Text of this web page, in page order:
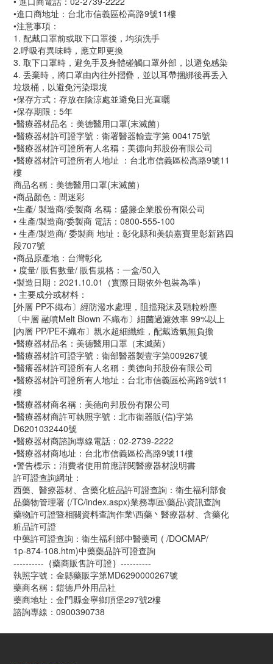
•進口商地址：台北市信義區松高路9號11樓
•注意事項：
1. 配戴口罩前或取下口罩後，均須洗手
2.呼吸有異味時，應立即更換
3. 取下口罩時，避免手及身體碰觸口罩外部，以避免感染
4. 丢棄時，將口罩由內往外摺疊，並以耳帶捆綁後再丢入
垃圾桶，以避免污染環境
•保存方式：存放在陰涼處並避免日光直曬
•保存期限：5年
•醫療器材品名：美德醫用口罩(末滅菌）
•醫療器材許可證字號：衛署醫器輸壹字第 004175號
•醫療器材許可證所有人名稱：美德向邦股份有限公司
•醫療器材許可證所有人地址 ：台北市信義區松高路9號11
樓
商品名稱：美德醫用口罩(末滅菌）
•商品顏色：間迷彩
•生產/ 製造商/委製商 名稱：盛籐企業股份有限公司
• 生產/製造商/委製商 電話：0800-555-100
• 生產/製造商/ 委製商 地址：彰化縣和美鎮嘉寶里彰新路四
段707號
•商品原產地：台灣彰化
• 度量/ 販售數量/ 販售規格：一盒/50入
•製造日期：2021.10.01（實際日期依外包裝為準）
• 主要成分或材料：
[外層 PP不織布〕經防潑水處理，阻擋飛沫及顆粒粉塵
〔中層 融噴Melt Blown 不織布〕細菌過濾效率 99%以上
[內層 PP/PE不織布〕親水超細纖維，配戴透氣無負擔
•醫療器材品名：美德醫用口罩（末滅菌）
•醫療器材許可證字號：衛部醫器製壹字第009267號
•醫癢器材許可證所有人名稱：美德向邦股份有限公司
•醫療器材許可證所有人地址：台北市信義區松高路9號11
樓
•醫療器材商名稱：美德向邦股份有限公司
•醫療器材商許可執照字號：北市衛器販(信)字第
D6201032440號
•醫療器材商諮詢專線電話：02-2739-2222
•醫療器材商地址：台北市信義區松高路9號11樓
•警告標示：消費者使用前應詳閱醫療器材說明書
許可證查詢網址：
西藥、醫療器材、含藥化粧品許可證查詢：衛生福利部食
品藥物管理署 (/TC/index.aspx)業務專區\藥品\資訊查詢
藥物許可證暨相關資料查詢作業\西藥丶醫療器材、含藥化
粧品許可證
中藥許可證查詢：衛生福利部中醫藥司 ( /DOCMAP/
1p-874-108.htm)中藥藥品許可證查詢
----------｛藥商販售許可證｝----------
執照字號：金縣藥販字第MD6290000267號
藥商名稱：鎧德戶外用品社
藥商地址：金門縣金寧鄉頂堡297號2樓
諮詢專線：0900390738